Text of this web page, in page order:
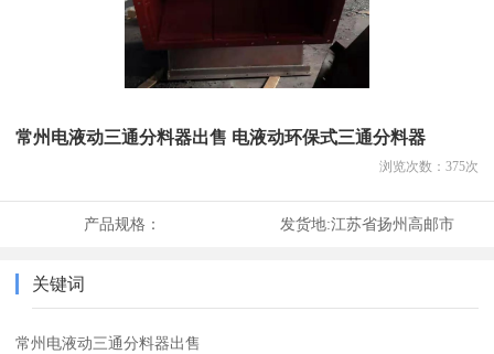
常州电液动三通分料器出售 电液动环保式三通分料器
浏览次数： 375次
产品规格： 发货地:江苏省扬州高邮市
关键词
常州电液动三通分料器出售